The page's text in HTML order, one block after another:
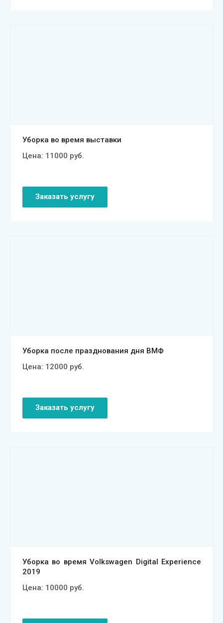
Уборка во время выставки
Цена: 11000 руб.
Заказать услугу
Уборка после празднования дня ВМФ
Цена: 12000 руб.
Заказать услугу
Уборка во время Volkswagen Digital Experience
2019
Цена: 10000 руб.